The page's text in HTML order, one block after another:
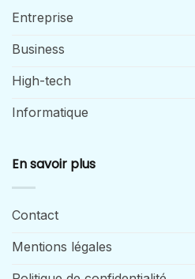
Entreprise
Business
High-tech
Informatique
En savoir plus
Contact
Mentions légales